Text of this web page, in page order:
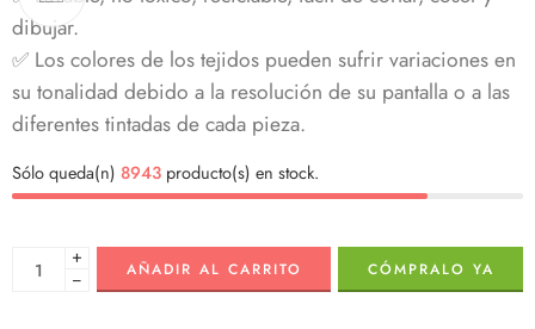
dibujar.
✅ Los colores de los tejidos pueden sufrir variaciones en
su tonalidad debido a la resolución de su pantalla o a las
diferentes tintadas de cada pieza.
Sólo queda(n) 8943 producto(s) en stock.
+
−
AÑADIR AL CARRITO CÓMPRALO YA